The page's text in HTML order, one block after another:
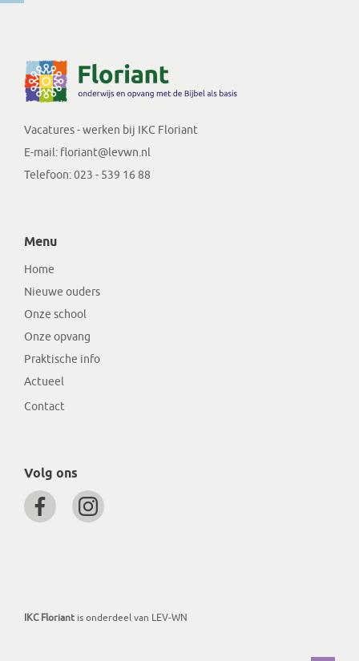
Vacatures - werken bij IKC Floriant
E-mail: floriant@levwn.nl
Telefoon:023 - 539 16 88
Menu
Home
Nieuwe ouders
Onze school
Onze opvang
Praktische info
Actueel
Contact
Volg ons
IKC Floriant is onderdeel van LEV-WN